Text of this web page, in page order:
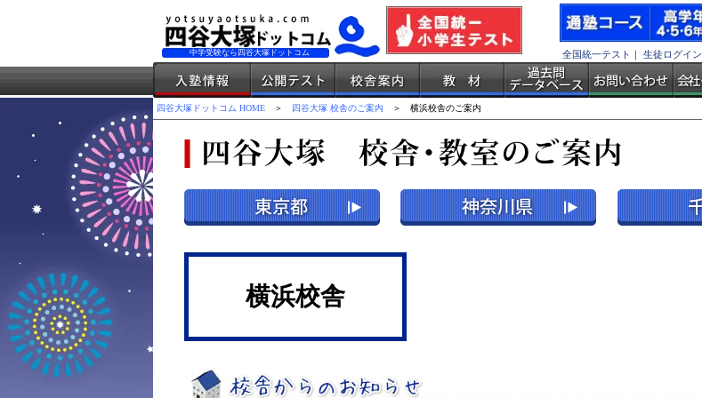
中学受験なら四谷大塚ドットコム 全国統一テスト ｜ 生徒ログイン
四谷大塚ドットコム HOME ＞ 四谷大塚 校舎のご案内 ＞ 横浜校舎のご案内
横浜校舎